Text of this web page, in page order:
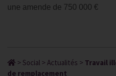
une amende de 750 000 €
> Social > Actualités > Travail
de remplacement